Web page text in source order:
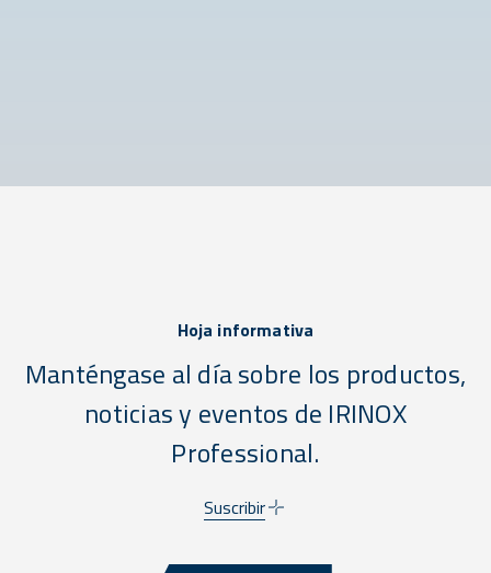
Hoja informativa
Manténgase al día sobre los productos,
noticias y eventos de IRINOX
Professional.
Suscribir